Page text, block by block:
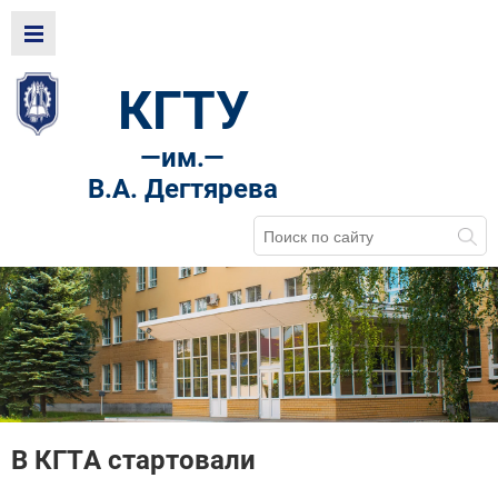
КГТУ
—им.—
В.А. Дегтярева
В КГТА стартовали